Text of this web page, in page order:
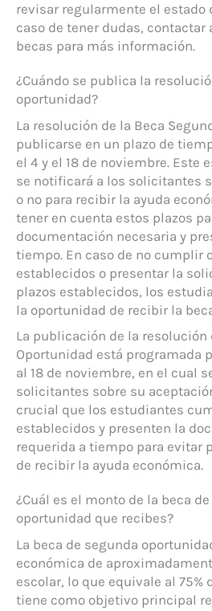
revisar regularmente el estado
caso de tener dudas, contactar
becas para más información.
¿Cuándo se publica la
oportunidad?
La resolución de la Beca
publicarse en un plazo de
el 4 y el 18 de noviembre. Este
se notificará a los solicitantes
o no para recibir la ayuda
tener en cuenta estos plazos
documentación necesaria y
tiempo. En caso de no cumplir
establecidos o presentar la
plazos establecidos, los
la oportunidad de recibir la
La publicación de la resolución
Oportunidad está programada
al 18 de noviembre, en el cual
solicitantes sobre su
crucial que los estudiantes
establecidos y presenten la
requerida a tiempo para evitar
de recibir la ayuda económica.
¿Cuál es el monto de la beca
oportunidad que recibes?
La beca de segunda
económica de
escolar, lo que equivale al 75%
tiene como objetivo principal